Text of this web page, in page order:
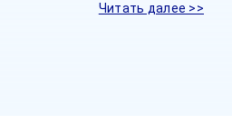
Читать далее >>